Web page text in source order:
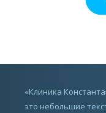
ИМЕЮТСЯ
«Клиника
это небольшие